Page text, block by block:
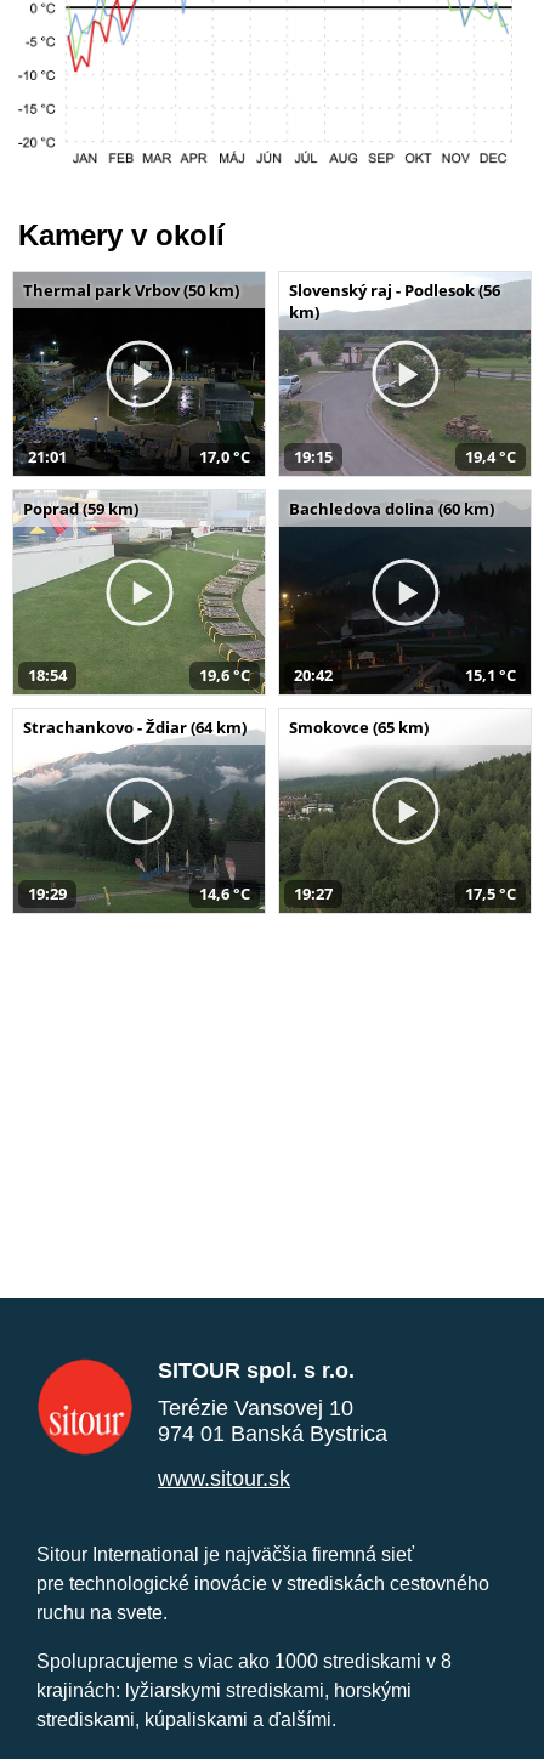
Kamery v okolí
Thermal park Vrbov (50 km)
21:01 17,0 °C
Slovenský raj - Podlesok (56
km)
19:15 19,4 °C
Poprad (59 km)
18:54 19,6 °C
Bachledova dolina (60 km)
20:42 15,1 °C
Strachankovo - Ždiar (64 km)
19:29 14,6 °C
Smokovce (65 km)
19:27 17,5 °C
SITOUR spol. s r.o.
Terézie Vansovej 10
974 01 Banská Bystrica
www.sitour.sk
Sitour International je najväčšia firemná sieť
pre technologické inovácie v strediskách cestovného
ruchu na svete.
Spolupracujeme s viac ako 1000 strediskami v 8
krajinách: lyžiarskymi strediskami, horskými
strediskami, kúpaliskami a ďalšími.